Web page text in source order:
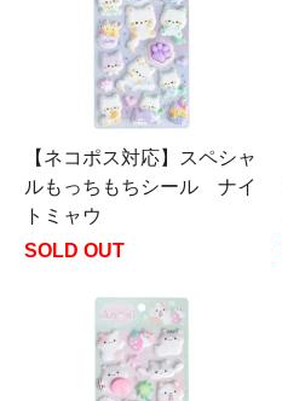
【ネコポス対応】スペシャ
ルもっちもちシール ナイ
トミャウ
SOLD OUT